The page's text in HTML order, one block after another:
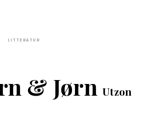
LITTERATUR
& Jørn Utzon